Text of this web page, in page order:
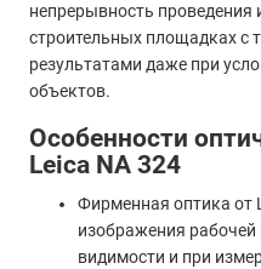
непрерывность проведения
строительных площадках
результатами даже при
объектов.
Особенности
Leica NA 324
Фирменная оптика от
изображения рабочей
видимости и при